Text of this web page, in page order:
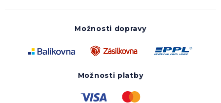
Možnosti dopravy
Možnosti platby